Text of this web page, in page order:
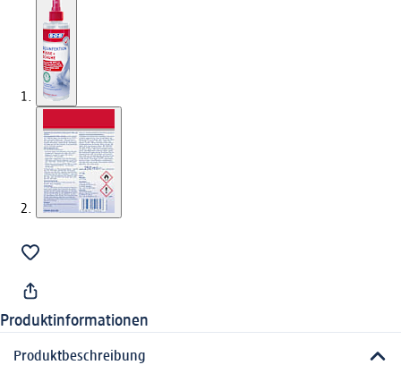
Produktinformationen
Produktbeschreibung